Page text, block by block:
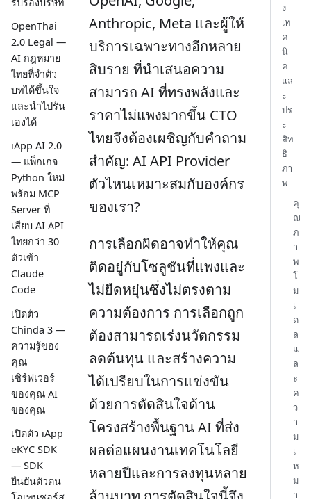
OpenThai
2.0 Legal —
AI กฎหมาย
ไทยที่จำตัว
บทได้ขึ้นใจ
และนำไปรัน
เองได้
iApp AI 2.0
— แพ็กเกจ
Python ใหม่
พร้อม MCP
Server ที่
เสียบ AI API
ไทยกว่า 30
ตัวเข้า
Claude
Code
เปิดตัว
Chinda 3 —
ความรู้ของ
คุณ
เซิร์ฟเวอร์
ของคุณ AI
ของคุณ
เปิดตัว iApp
eKYC SDK
— SDK
ยืนยันตัวตน
Anthropic, Meta และผู้ให้
บริการเฉพาะทางอีกหลาย
สิบราย ที่นำเสนอความ
สามารถ AI ที่ทรงพลังและ
ราคาไม่แพงมากขึ้น CTO
ไทยจึงต้องเผชิญกับคำถาม
สำคัญ: AI API Provider
ตัวไหนเหมาะสมกับองค์กร
ของเรา?
การเลือกผิดอาจทำให้คุณ
ติดอยู่กับโซลูชันที่แพงและ
ไม่ยืดหยุ่นซึ่งไม่ตรงตาม
ความต้องการ การเลือกถูก
ต้องสามารถเร่งนวัตกรรม
ลดต้นทุน และสร้างความ
ได้เปรียบในการแข่งขัน
ด้วยการตัดสินใจด้าน
โครงสร้างพื้นฐาน AI ที่ส่ง
ผลต่อแผนงานเทคโนโลยี
หลายปีและการลงทุนหลาย
ง
เท
ค
นิ
ค
แล
ะ
ปร
ะ
สิท
ธิ
ภา
พ
คุ
ณ
ภ
า
พ
โ
ม
เ
ด
ล
แ
ล
ะ
ค
ว
า
ม
เ
ห
ม
า